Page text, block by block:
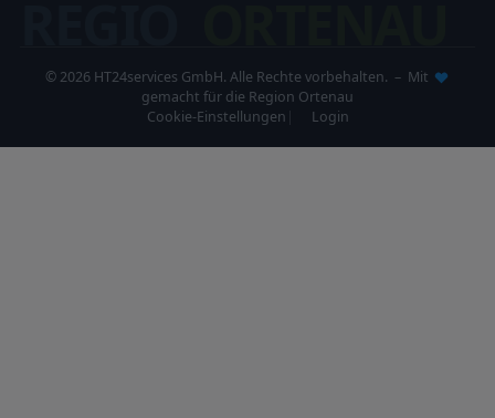
© 2026 HT24services GmbH. Alle Rechte vorbehalten. – Mit
gemacht für die Region Ortenau
Cookie-Einstellungen
Login